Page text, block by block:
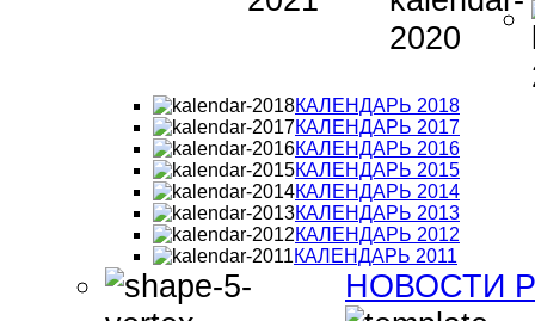
КАЛЕНДАРЬ 2018
КАЛЕНДАРЬ 2017
КАЛЕНДАРЬ 2016
КАЛЕНДАРЬ 2015
КАЛЕНДАРЬ 2014
КАЛЕНДАРЬ 2013
КАЛЕНДАРЬ 2012
КАЛЕНДАРЬ 2011
НОВОСТИ